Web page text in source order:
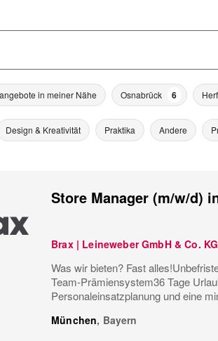
in meiner Nähe Osnabrück 6
Design & Kreativität Praktika Andere
Store Manager (m/w/d)
Brax | Leineweber GmbH & Co. KG
Was wir bieten? Fast
Team-Prämiensystem36 Tage
Personaleinsatzplanung und eine
München, Bayern